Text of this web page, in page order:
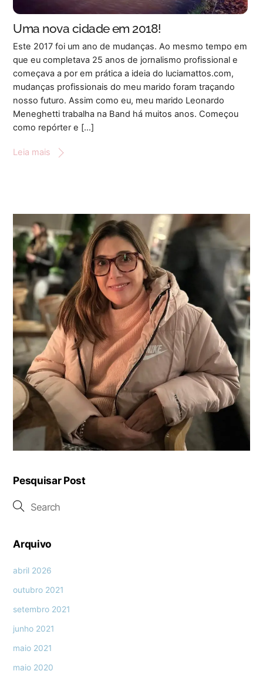
Uma nova cidade em 2018!
Este 2017 foi um ano de mudanças. Ao mesmo tempo em
que eu completava 25 anos de jornalismo profissional e
começava a por em prática a ideia do luciamattos.com,
mudanças profissionais do meu marido foram traçando
nosso futuro. Assim como eu, meu marido Leonardo
Meneghetti trabalha na Band há muitos anos. Começou
como repórter e […]
Leia mais
Pesquisar Post
Arquivo
abril 2026
outubro 2021
setembro 2021
junho 2021
maio 2021
maio 2020